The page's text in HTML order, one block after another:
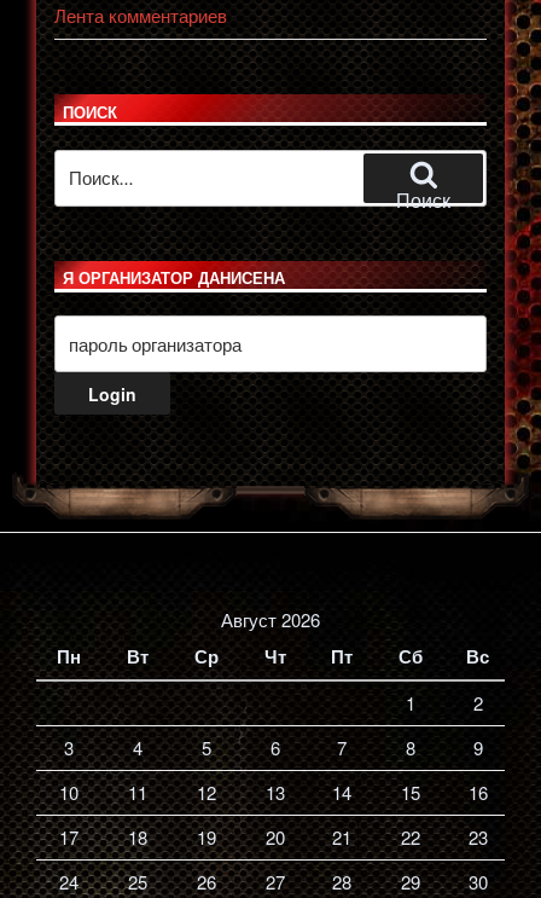
Лента комментариев
ПОИСК
Поиск
Я ОРГАНИЗАТОР ДАНИСЕНА
Август 2026
Пн Вт Ср Чт Пт Сб Вс
1
2
3
4 5 6 7 8
9
10
11 12 13 14 15
16
17
18 19 20 21 22
23
24
25 26 27 28 29 30